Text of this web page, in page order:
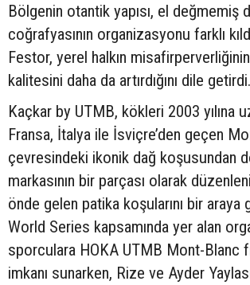
Bölgenin otantik yapısı, el değmemiş
coğrafyasının organizasyonu farklı
Festor, yerel halkın
kalitesini daha da artırdığını dile getirdi.
Kaçkar by UTMB, kökleri 2003 yılına
Fransa, İtalya ile İsviçre’den geçen
çevresindeki ikonik dağ koşusundan
markasının bir parçası olarak
önde gelen patika koşularını bir araya
World Series kapsamında yer alan
sporculara HOKA UTMB Mont-Blanc
imkanı sunarken, Rize ve Ayder